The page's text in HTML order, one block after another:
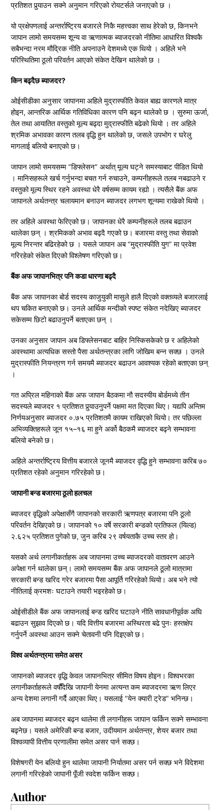
प्रतिशत पुर्‍याउन सक्ने अनुमान गरिएको रोयटर्सले जनाएको छ ।
यो प्रक्षेपणलाई अन्तर्राष्ट्रिय बजारले निकै महत्त्वका साथ हेरेको छ, किनभने
जापान लामो समयसम्म शून्य वा ऋणात्मक ब्याजदरको नीतिमा आधारित विश्वकै
सबैभन्दा नरम मौद्रिक नीति अपनाउने देशमध्ये एक थियो । अहिले भने
परिस्थितिमा ठूलो परिवर्तन आएको संकेत देखिन थालेको छ ।
किन बढ्दैछ ब्याजदर?
ओईसीडीका अनुसार जापानमा अहिले मुद्रास्फीति केवल बाह्य कारणले मात्र
होइन, आन्तरिक आर्थिक गतिविधिका कारण पनि बढ्न थालेको छ । सुरुमा ऊर्जा,
तेल तथा आयातित वस्तुको मूल्य बढ्दा मुद्रास्फीति बढेको थियो । तर अहिले
श्रमिक अभावका कारण तलब वृद्धि हुन थालेको छ, जसले उपभोग र घरेलु
मागलाई बलियो बनाएको छ।
जापान लामो समयसम्म “डिफ्लेसन” अर्थात् मूल्य घट्ने समस्याबाट पीडित थियो
। मानिसहरूले खर्च गर्नुभन्दा बचत गर्न रुचाउने, कम्पनीहरूले तलब नबढाउने र
वस्तुको मूल्य स्थिर रहने अवस्था धेरै वर्षसम्म कायम रह्यो । त्यसैले बैंक अफ
जापानले अर्थतन्त्र चलायमान बनाउन ब्याजदर लगभग शून्यमा राखेको थियो ।
तर अहिले अवस्था फेरिएको छ। जापानका धेरै कम्पनीहरूले तलब बढाउन
थालेका छन् । श्रमिकको अभाव बढ्दै गएको छ। बजारमा वस्तु तथा सेवाको
मूल्य निरन्तर बढिरहेको छ । यसले जापान अब “मुद्रास्फीति युग” मा प्रवेश
गरिरहेको संकेत दिएको विश्लेषण गरिएको छ।
बैंक अफ जापानभित्र पनि कडा धारणा बढ्दै
बैंक अफ जापानका बोर्ड सदस्य काजुयुकी मासुले हालै दिएको वक्तव्यले बजारलाई
थप चकित बनाएको छ। उनले आर्थिक मन्दीको स्पष्ट संकेत नदेखिए ब्याजदर
सकेसम्म छिटो बढाउनुपर्ने बताएका छन् ।
उनका अनुसार जापान अब डिफ्लेसनबाट बाहिर निस्किसकेको छ र अहिलेको
अवस्थामा अत्यधिक सस्तो पैसा अर्थतन्त्रका लागि जोखिम बन्न सक्छ । उनले
मुद्रास्फीति नियन्त्रण गर्न समयमै ब्याजदर बढाउन आवश्यक रहेको बताएका छन्
।
गत अप्रिल महिनाको बैंक अफ जापान बैठकमा नौ सदस्यीय बोर्डमध्ये तीन
सदस्यले ब्याजदर १ प्रतिशत पुर्‍याउनुपर्ने पक्षमा मत दिएका थिए। यद्यपि अन्तिम
निर्णयअनुसार ब्याजदर ०.७५ प्रतिशतमै कायम राखिएको थियो। तर पछिल्ला
अभिव्यक्तिहरूले जून १५–१६ मा हुने अर्को बैठकमै ब्याजदर बढ्ने सम्भावना
बलियो बनेको छ।
अहिले अन्तर्राष्ट्रिय वित्तीय बजारले जूनमै ब्याजदर वृद्धि हुने सम्भावना करिब ७०
प्रतिशत रहेको अनुमान गरिरहेको छ।
जापानी बन्ड बजारमा ठूलो हलचल
ब्याजदर वृद्धिको अपेक्षासँगै जापानको सरकारी ऋणपत्र बजारमा पनि ठूलो
परिवर्तन देखिएको छ। जापानको १० वर्षे सरकारी बन्डको प्रतिफल (यिल्ड)
२.६२५ प्रतिशत पुगेको छ, जुन करिब २९ वर्षयताकै उच्च स्तर हो।
यसको अर्थ लगानीकर्ताहरू अब जापानमा उच्च ब्याजदरको वातावरण आउने
अपेक्षा गर्न थालेका छन्। लामो समयसम्म बैंक अफ जापानले ठूलो मात्रामा
सरकारी बन्ड खरिद गरेर बजारमा पैसा आपूर्ति गरिरहेको थियो। अब भने त्यो
नीतिलाई क्रमशः घटाउने तयारी भइरहेको छ।
ओईसीडीले बैंक अफ जापानलाई बन्ड खरिद घटाउने नीति सावधानीपूर्वक अघि
बढाउन सुझाव दिएको छ। यदि वित्तीय बजारमा अस्थिरता बढे पुनः हस्तक्षेप
गर्नुपर्ने अवस्था आउन सक्ने चेतावनी पनि दिइएको छ।
विश्व अर्थतन्त्रमा समेत असर
जापानको ब्याजदर वृद्धि केवल जापानभित्र सीमित विषय होइन। विश्वभरका
लगानीकर्ताहरूले वर्षौंदेखि जापानी येनमा अत्यन्त कम ब्याजदरमा ऋण लिएर
अन्य देशमा लगानी गर्दै आएका थिए। यसलाई “येन क्यारी ट्रेड” भनिन्छ।
अब जापानमा ब्याजदर बढ्न थालेमा ती लगानीहरू जापान फर्किन सक्ने सम्भावना
बढ्नेछ। यसले अमेरिकी बन्ड बजार, उदीयमान अर्थतन्त्र, शेयर बजार तथा
विश्वव्यापी वित्तीय प्रणालीमा समेत असर पार्न सक्छ।
विशेषगरी येन बलियो हुन थालेमा जापानी निर्यातमा असर पर्न सक्छ भने विदेशमा
लगानी गरिरहेको जापानी पूँजी स्वदेश फर्किन सक्छ।
Author